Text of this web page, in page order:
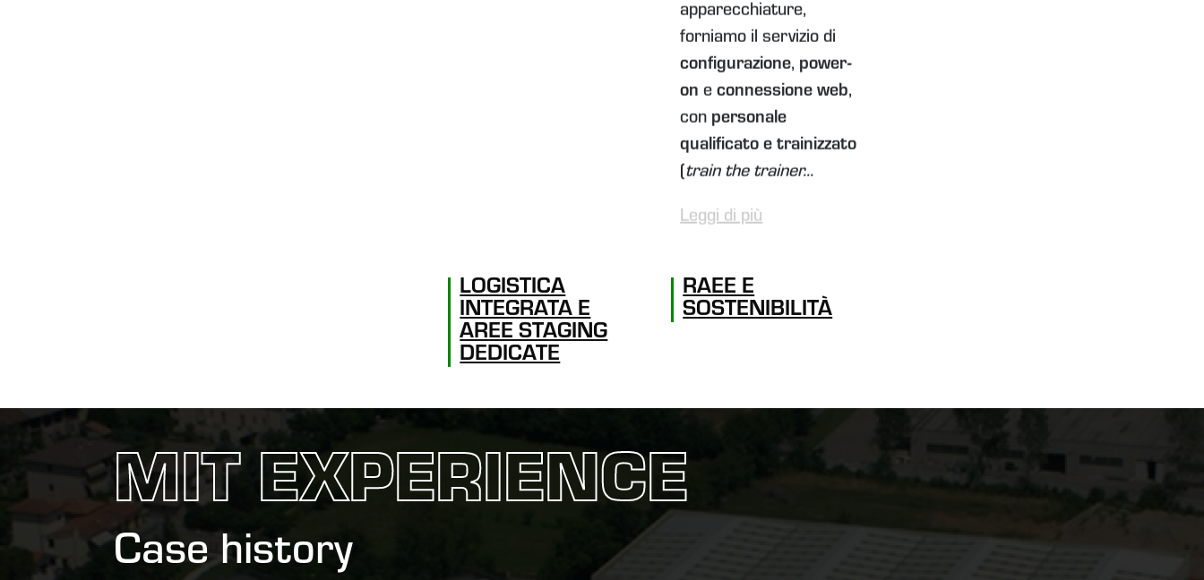
apparecchiature,
forniamo il servizio di
configurazione, power-
on econnessione web,
con personale
qualificato e trainizzato
(train the trainer...
Leggi di più
LOGISTICA
INTEGRATA E
AREE STAGING
DEDICATE
RAEE E
SOSTENIBILITÀ
MIT EXPERIENCE
Case history